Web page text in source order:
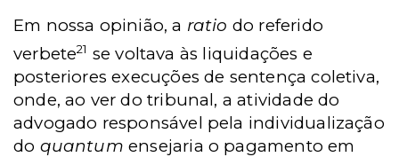
Em nossa opinião, a ratio do referido
verbete21 se voltava às liquidações e
posteriores execuções de sentença coletiva,
onde, ao ver do tribunal, a atividade do
advogado responsável pela individualização
do quantum ensejaria o pagamento em